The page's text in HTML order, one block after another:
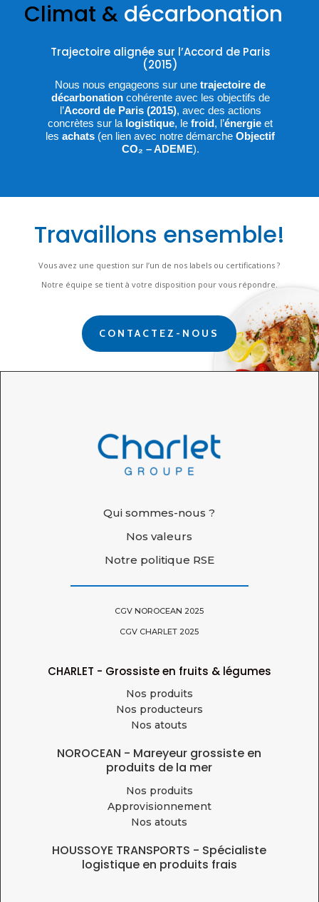
Climat &décarbonation
Trajectoire alignée sur l’Accord de Paris
(2015)
Nous nous engageons sur unetrajectoire de
décarbonationcohérente avec les objectifs de
l’Accord de Paris (2015), avec des actions
concrètes sur la logistique, lefroid, l’énergie et
lesachats (en lien avec notre démarcheObjectif
CO₂ – ADEME).
Travaillons ensemble!
Vous avez une question sur l’un de nos labels ou certifications ?
Notre équipe se tient à votre disposition pour vous répondre.
CONTACTEZ-NOUS
Qui sommes-nous ?
Nos valeurs
Notre politique RSE
CGV NOROCEAN 2025
CGV CHARLET 2025
CHARLET - Grossiste en fruits & légumes
Nos produits
Nos producteurs
Nos atouts
NOROCEAN - Mareyeur grossiste en
produits de la mer
Nos produits
Approvisionnement
Nos atouts
HOUSSOYE TRANSPORTS - Spécialiste
logistique en produits frais